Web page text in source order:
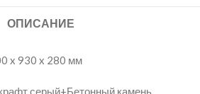
ОПИСАНИЕ
x 930 x 280 мм
серый+Бетонный камень